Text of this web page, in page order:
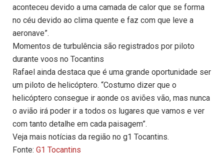
aconteceu devido a uma camada de calor que se forma
no céu devido ao clima quente e faz com que leve a
aeronave”.
Momentos de turbulência são registrados por piloto
durante voos no Tocantins
Rafael ainda destaca que é uma grande oportunidade ser
um piloto de helicóptero. “Costumo dizer que o
helicóptero consegue ir aonde os aviões vão, mas nunca
o avião irá poder ir a todos os lugares que vamos e ver
com tanto detalhe em cada paisagem”.
Veja mais notícias da região no g1 Tocantins.
Fonte: G1 Tocantins